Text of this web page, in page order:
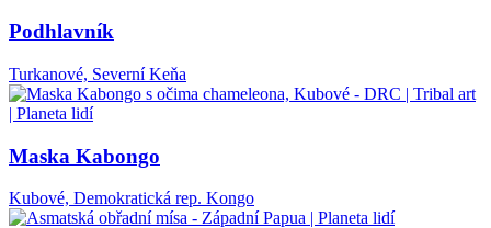
Podhlavník
Turkanové, Severní Keňa
Maska Kabongo
Kubové, Demokratická rep. Kongo